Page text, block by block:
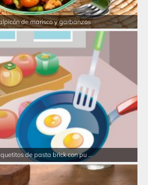
de marisco y garbanzos
de pasta brick con pu ...